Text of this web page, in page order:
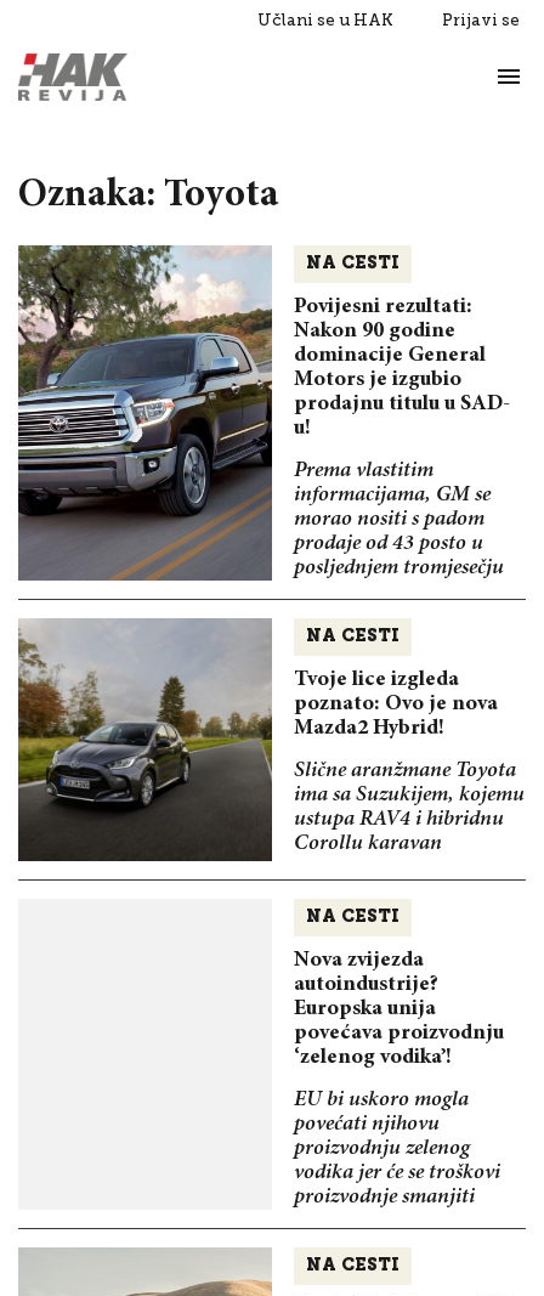
Učlani se u HAK Prijavi se
Razgovori
Oznaka: Toyota
NA CESTI
Povijesni rezultati:
Nakon 90 godine
dominacije General
Motors je izgubio
prodajnu titulu u SAD-
u!
Prema vlastitim
informacijama, GM se
morao nositi s padom
prodaje od 43 posto u
posljednjem tromjesečju
NA CESTI
Tvoje lice izgleda
poznato: Ovo je nova
Mazda2 Hybrid!
Slične aranžmane Toyota
ima sa Suzukijem, kojemu
ustupa RAV4 i hibridnu
Corollu karavan
NA CESTI
Nova zvijezda
autoindustrije?
Europska unija
povećava proizvodnju
‘zelenog vodika’!
EU bi uskoro mogla
povećati njihovu
proizvodnju zelenog
vodika jer će se troškovi
proizvodnje smanjiti
NA CESTI